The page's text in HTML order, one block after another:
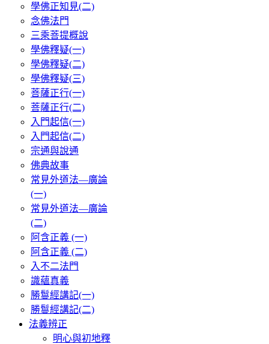
學佛正知見(二)
念佛法門
三乘菩提概說
學佛釋疑(一)
學佛釋疑(二)
學佛釋疑(三)
菩薩正行(一)
菩薩正行(二)
入門起信(一)
入門起信(二)
宗通與說通
佛典故事
常見外道法—廣論
(一)
常見外道法—廣論
(二)
阿含正義 (一)
阿含正義 (二)
入不二法門
識蘊真義
勝鬘經講記(一)
勝鬘經講記(二)
法義辨正
明心與初地釋